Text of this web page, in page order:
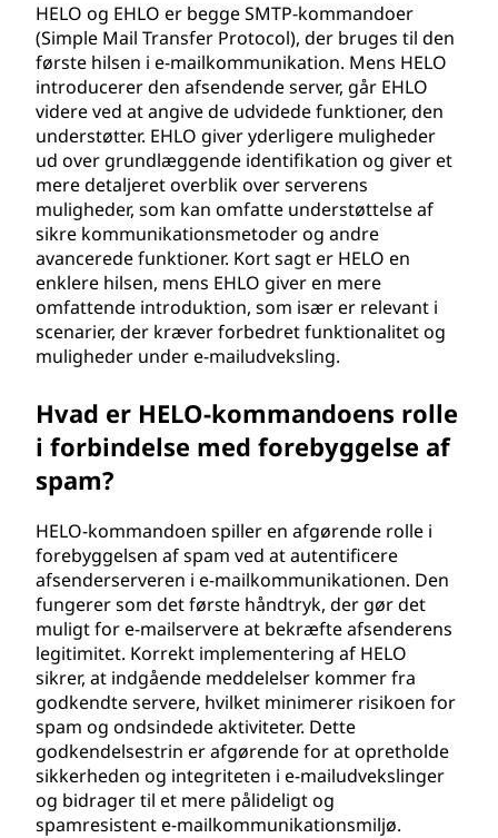
HELO og EHLO er begge SMTP-kommandoer
(Simple Mail Transfer Protocol), der bruges til den
første hilsen i e-mailkommunikation. Mens HELO
introducerer den afsendende server, går EHLO
videre ved at angive de udvidede funktioner, den
understøtter. EHLO giver yderligere muligheder
ud over grundlæggende identifikation og giver et
mere detaljeret overblik over serverens
muligheder, som kan omfatte understøttelse af
sikre kommunikationsmetoder og andre
avancerede funktioner. Kort sagt er HELO en
enklere hilsen, mens EHLO giver en mere
omfattende introduktion, som især er relevant i
scenarier, der kræver forbedret funktionalitet og
muligheder under e-mailudveksling.
Hvad er HELO-kommandoens rolle
i forbindelse med forebyggelse af
spam?
HELO-kommandoen spiller en afgørende rolle i
forebyggelsen af spam ved at autentificere
afsenderserveren i e-mailkommunikationen. Den
fungerer som det første håndtryk, der gør det
muligt for e-mailservere at bekræfte afsenderens
legitimitet. Korrekt implementering af HELO
sikrer, at indgående meddelelser kommer fra
godkendte servere, hvilket minimerer risikoen for
spam og ondsindede aktiviteter. Dette
godkendelsestrin er afgørende for at opretholde
sikkerheden og integriteten i e-mailudvekslinger
og bidrager til et mere pålideligt og
spamresistent e-mailkommunikationsmiljø.